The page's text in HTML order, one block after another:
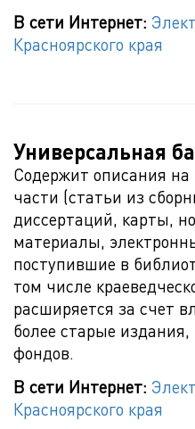
В сети Интернет:
Красноярского края
Универсальная
Содержит описания на
части (статьи из
диссертаций, карты,
материалы,
поступившие в
том числе
расширяется за счет
более старые
фондов.
В сети Интернет:
Красноярского края